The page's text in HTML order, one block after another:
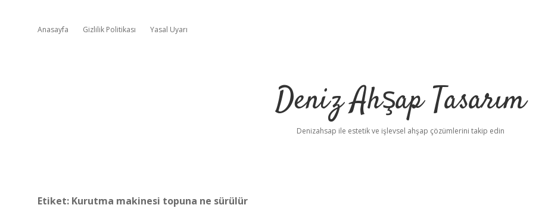
Anasayfa Gizlilik Politikası Yasal Uyarı
Deniz Ahşap Tasarım
Denizahsap ile estetik ve işlevsel ahşap çözümlerini takip edin
Etiket: Kurutma makinesi topuna ne sürülür